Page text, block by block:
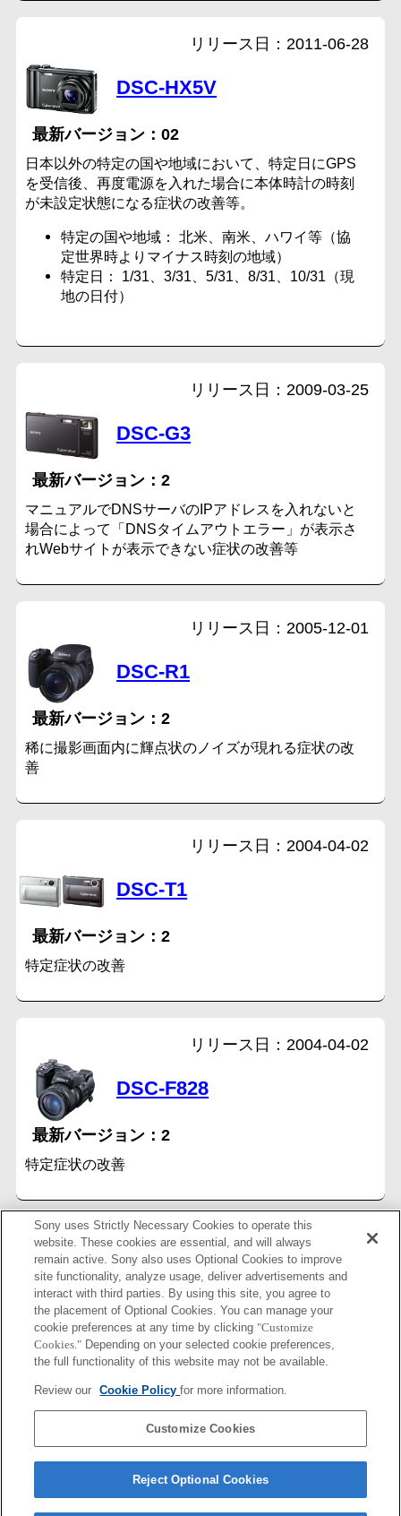
DSC-HX5V
02
2011-06-28
日本以外の特定の国や地域において、特定日にGPS
を受信後、再度電源を入れた場合に本体時計の時刻
が未設定状態になる症状の改善等。
特定の国や地域： 北米、南米、ハワイ等（協
定世界時よりマイナス時刻の地域）
特定日： 1/31、3/31、5/31、8/31、10/31（現
地の日付）
DSC-G3
2
2009-03-25
マニュアルでDNSサーバのIPアドレスを入れないと
場合によって「DNSタイムアウトエラー」が表示さ
れWebサイトが表示できない症状の改善等
DSC-R1
2
2005-12-01
稀に撮影画面内に輝点状のノイズが現れる症状の改
善
DSC-T1
2
2004-04-02
特定症状の改善
DSC-F828
2
2004-04-02
特定症状の改善
プレスリリース
ご利用条件
環境情報
クッキーポリシー
Sony uses Strictly Necessary Cookies to operate this
website. These cookies are essential, and will always
remain active. Sony also uses Optional Cookies to improve
site functionality, analyze usage, deliver advertisements and
interact with third parties. By using this site, you agree to
the placement of Optional Cookies. You can manage your
cookie preferences at any time by clicking "Customize
Cookies." Depending on your selected cookie preferences,
the full functionality of this website may not be available.
Review our Cookie Policyfor more information.
Customize Cookies
Reject Optional Cookies